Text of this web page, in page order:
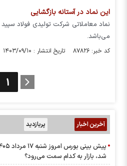
این نماد در آستانه بازگشایی
نماد معاملاتی شرکت تولیدی فولاد سپید
می‌باشد.
کد خبر: ۸۷۸۲۶ تاریخ انتشار : ۱۴۰۳/۰۹/۱۰
1
آخرین اخبار پربازدید
شد، بازار به کدام سمت می‌رود؟